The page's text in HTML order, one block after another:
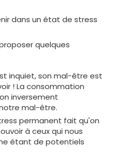
dans un état de stress
quelques
inquiet, son mal-être est
! La consommation
inversement
mal-être.
permanent fait qu'on
à ceux qui nous
étant de potentiels